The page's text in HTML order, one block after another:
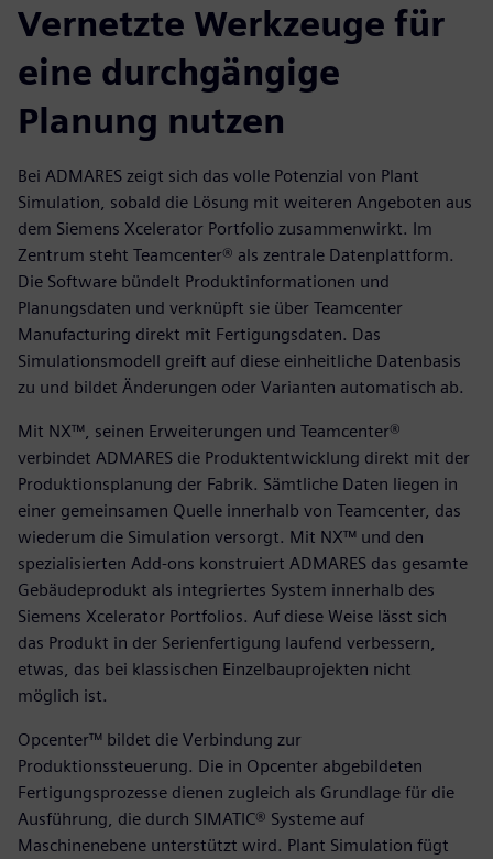
Vernetzte Werkzeuge für
eine durchgängige
Planung nutzen
Bei ADMARES zeigt sich das volle Potenzial von Plant
Simulation, sobald die Lösung mit weiteren Angeboten aus
dem Siemens Xcelerator Portfolio zusammenwirkt. Im
Zentrum steht Teamcenter® als zentrale Datenplattform.
Die Software bündelt Produktinformationen und
Planungsdaten und verknüpft sie über Teamcenter
Manufacturing direkt mit Fertigungsdaten. Das
Simulationsmodell greift auf diese einheitliche Datenbasis
zu und bildet Änderungen oder Varianten automatisch ab.
Mit NX™, seinen Erweiterungen und Teamcenter®
verbindet ADMARES die Produktentwicklung direkt mit der
Produktionsplanung der Fabrik. Sämtliche Daten liegen in
einer gemeinsamen Quelle innerhalb von Teamcenter, das
wiederum die Simulation versorgt. Mit NX™ und den
spezialisierten Add-ons konstruiert ADMARES das gesamte
Gebäudeprodukt als integriertes System innerhalb des
Siemens Xcelerator Portfolios. Auf diese Weise lässt sich
das Produkt in der Serienfertigung laufend verbessern,
etwas, das bei klassischen Einzelbauprojekten nicht
möglich ist.
Opcenter™ bildet die Verbindung zur
Produktionssteuerung. Die in Opcenter abgebildeten
Fertigungsprozesse dienen zugleich als Grundlage für die
Ausführung, die durch SIMATIC® Systeme auf
Maschinenebene unterstützt wird. Plant Simulation fügt